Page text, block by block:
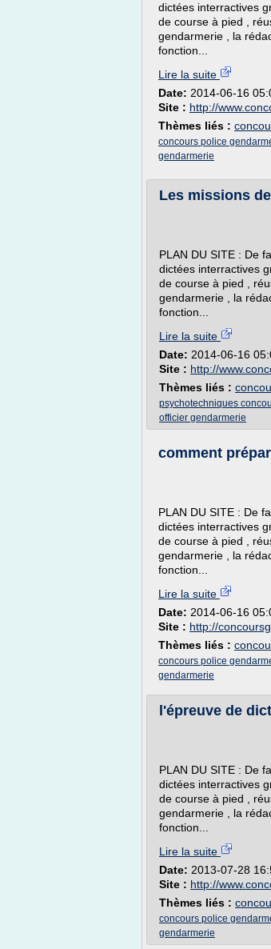
dictées interractives
de course à pied ,
gendarmerie , la
fonction...
Lire la suite
Date: 2014-06-16
Site : http://
Thèmes liés :
concours police
gendarmerie
Les missions
PLAN DU SITE : De
dictées interractives
de course à pied ,
gendarmerie , la
fonction...
Lire la suite
Date: 2014-06-16
Site : http://
Thèmes liés :
psychotechniques
officier gendarmerie
comment
PLAN DU SITE : De
dictées interractives
de course à pied ,
gendarmerie , la
fonction...
Lire la suite
Date: 2014-06-16
Site : http://
Thèmes liés :
concours police
gendarmerie
l'épreuve de
PLAN DU SITE : De
dictées interractives
de course à pied ,
gendarmerie , la
fonction...
Lire la suite
Date: 2013-07-28
Site : http://
Thèmes liés :
concours police
gendarmerie